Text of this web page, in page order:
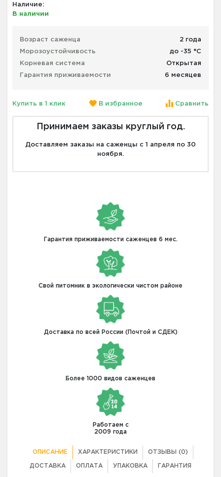
Наличие:
В наличии
Возраст саженца 2 года
Морозоустойчивость до -35 °С
Корневая система Открытая
Гарантия приживаемости 6 месяцев
Купить в 1 клик В избранное Сравнить
Принимаем заказы круглый год.
Доставляем заказы на саженцы с 1 апреля по 30
ноября.
Гарантия приживаемости саженцев 6 мес.
Свой питомник в экологически чистом районе
Доставка по всей России (Почтой и СДЕК)
Более 1000 видов саженцев
Работаем с
2009 года
ОПИСАНИЕ ХАРАКТЕРИСТИКИ ОТЗЫВЫ (0)
ДОСТАВКА ОПЛАТА УПАКОВКА ГАРАНТИЯ